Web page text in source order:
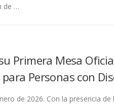
de …
Primera Mesa
Personas con
de 2026. Con la presencia